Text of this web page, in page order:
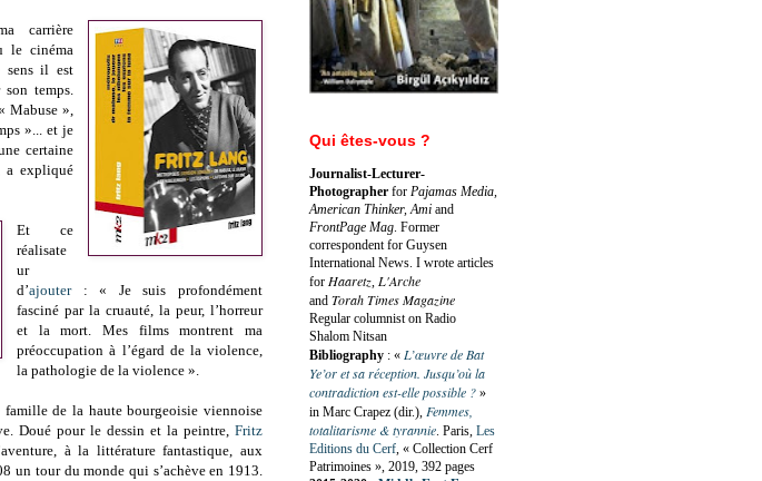
carrière
le cinéma
sens il est
temps.
Mabuse »,
»... et je
certaine
a expliqué
Et ce
réalisate
ur
d’ajouter: « Je suis profondément
fasciné par la cruauté, la peur, l’horreur
et la mort. Mes films montrent ma
préoccupation à l’égard de la violence,
la pathologie de la violence ».
de la haute bourgeoisie viennoise
Doué pour le dessin et la peintre, Fritz
à la littérature fantastique, aux
un tour du monde qui s’achève en 1913.
Qui êtes-vous ?
Journalist-Lecturer-
Photographer for Pajamas Media,
American Thinker, Ami and
FrontPage Mag. Former
correspondent for Guysen
International News. I wrote articles
for Haaretz, L'Arche
and Torah Times Magazine
Regular columnist on Radio
Shalom Nitsan
Bibliography : « L’œuvre de Bat
Ye’or et sa réception. Jusqu’où la
contradiction est-elle possible ? »
in Marc Crapez (dir.), Femmes,
totalitarisme & tyrannie. Paris, Les
Editions du Cerf, « Collection Cerf
Patrimoines », 2019, 392 pages